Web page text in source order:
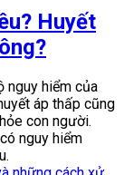
Huyết
nguy hiểm của
áp thấp cũng
con người.
nguy hiểm